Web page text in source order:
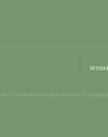
τον ιστότοπό μου σε αυτό το